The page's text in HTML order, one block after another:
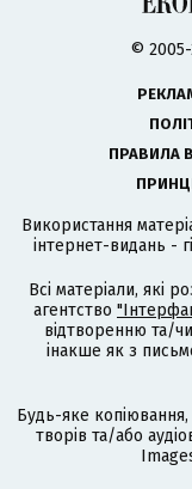
©
ПРАВИЛА
Використання
інтернет-видань -
Всі матеріали, які
агентство
відтворенню та/
інакше як з
Будь-яке
творів та/або